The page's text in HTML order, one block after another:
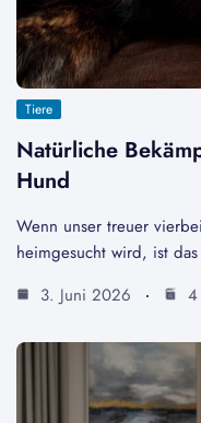
Tiere
Natürliche
Hund
Wenn unser treuer
heimgesucht wird, ist
3. Juni 2026
4